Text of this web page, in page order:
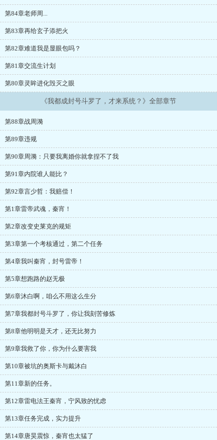
第84章老师周...
第83章再给玄子添把火
第82章难道我是显眼包吗？
第81章交流生计划
第80章灵眸进化毁灭之眼
《我都成封号斗罗了，才来系统？》全部章节
第88章战周漪
第89章违规
第90章周漪：只要我离婚你就拿捏不了我
第91章内院谁人能比？
第92章言少哲：我赔偿！
第1章雷帝武魂，秦宵！
第2章改变史莱克的规矩
第3章第一个考核通过，第二个任务
第4章我叫秦宵，封号雷帝！
第5章想跑路的赵无极
第6章沐白啊，咱么不用这么生分
第7章我都封号斗罗了，你让我刻苦修炼
第8章他明明是天才，还无比努力
第9章我救了你，你为什么要害我
第10章被坑的奥斯卡与戴沐白
第11章新的任务。
第12章雷电法王秦宵，宁风致的忧虑
第13章任务完成，实力提升
第14章唐昊震惊，秦宵也太猛了